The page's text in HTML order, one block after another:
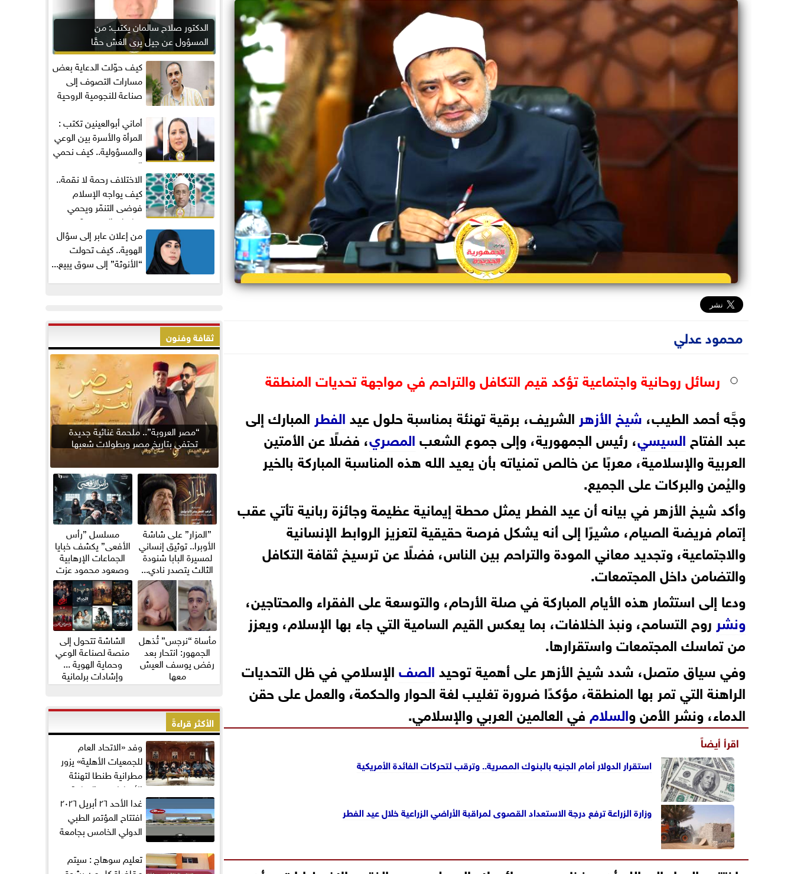
محمود عدلي
رسائل روحانية واجتماعية تؤكد قيم التكافل والتراحم في مواجهة تحديات المنطقة
وجَّه أحمد الطيب، شيخالأزهر الشريف، برقية تهنئة بمناسبة حلول عيدالفطر المبارك إلى
عبد الفتاحالسيسي، رئيس الجمهورية، وإلى جموع الشعبالمصري، فضلًا عن الأمتين
العربية والإسلامية، معربًا عن خالص تمنياته بأن يعيد الله هذه المناسبة المباركة بالخير
واليُمن والبركات على الجميع.
وأكد شيخ الأزهر في بيانه أن عيد الفطر يمثل محطة إيمانية عظيمة وجائزة ربانية تأتي عقب
إتمام فريضة الصيام، مشيرًا إلى أنه يشكل فرصة حقيقية لتعزيز الروابط الإنسانية
والاجتماعية، وتجديد معاني المودة والتراحم بين الناس، فضلًا عن ترسيخ ثقافة التكافل
والتضامن داخل المجتمعات.
ودعا إلى استثمار هذه الأيام المباركة في صلة الأرحام، والتوسعة على الفقراء والمحتاجين،
ونشر روح التسامح، ونبذ الخلافات، بما يعكس القيم السامية التي جاء بها الإسلام، ويعزز
من تماسك المجتمعات واستقرارها.
وفي سياق متصل، شدد شيخ الأزهر على أهمية توحيدالصفالإسلامي في ظل التحديات
الراهنة التي تمر بها المنطقة، مؤكدًا ضرورة تغليب لغة الحوار والحكمة، والعمل على حقن
الدماء، ونشر الأمن والسلامفي العالمين العربي والإسلامي.
اقرأ أيضاً
استقرار الدولار أمام الجنيه بالبنوك المصرية.. وترقب لتحركات الفائدة الأمريكية
وزارة الزراعة ترفع درجة الاستعداد القصوى لمراقبة الأراضي الزراعية خلال عيد الفطر
الدكتور صلاح سالمان يكتب: من
المسؤول عن جيل يرى الغش حقًا
مكتسبًا؟
كيف حوّلت الدعاية بعض
مسارات التصوف إلى
صناعة للنجومية الروحية
أماني‭ ‬أبوالعينين‭ ‬تكتب :
المرأة والأسرة بين الوعي
والمسؤولية.. كيف نحمي
المجتمع...
الاختلاف رحمة لا نقمة..
كيف يواجه الإسلام
فوضى التنمّر ويحمي
تماسك المجتمع؟
من إعلان عابر إلى سؤال
الهوية.. كيف تحولت
“الأنوثة” إلى سوق يبيع...
ثقافة وفنون
“مصر العروبة”.. ملحمة غنائية جديدة
تحتفي بتاريخ مصر وبطولات شعبها
”المزار” على شاشة
الأوبرا.. توثيق إنساني
لمسيرة البابا شنودة
الثالث يتصدر نادي...
مسلسل ”رأس
الأفعى” يكشف خبايا
الجماعات الإرهابية
وصعود محمود عزت
مأساة “نرجس” تُذهل
الجمهور: انتحار بعد
رفض يوسف العيش
معها
الشاشة تتحول إلى
منصة لصناعة الوعي
وحماية الهوية ...
وإشادات برلمانية
واسعة...
الأكثر قراءةً
وفد «الاتحاد العام
للجمعيات الأهلية» يزور
مطرانية طنطا لتهنئة
الأقباط بعيد القيامة...
غدا الأحد ٢٦ أبريل ٢٠٢٦
افتتاح المؤتمر الطبي
الدولي الخامس بجامعة
تعليم سوهاج : سيتم